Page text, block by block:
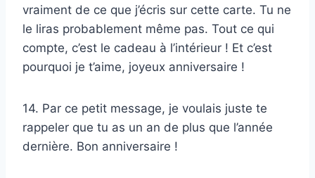
vraiment de ce que j’écris sur cette carte. Tu ne
le liras probablement même pas. Tout ce qui
compte, c’est le cadeau à l’intérieur ! Et c’est
pourquoi je t’aime, joyeux anniversaire !
14. Par ce petit message, je voulais juste te
rappeler que tu as un an de plus que l’année
dernière. Bon anniversaire !